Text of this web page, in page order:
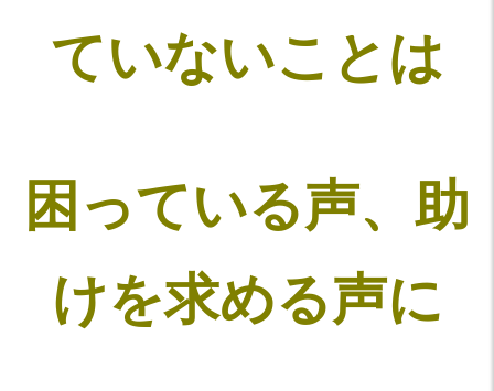
ていないことは
困っている声、助
けを求める声に